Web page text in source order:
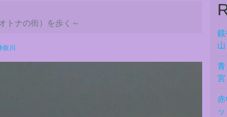
トナの街）を歩く～
奈川
赤